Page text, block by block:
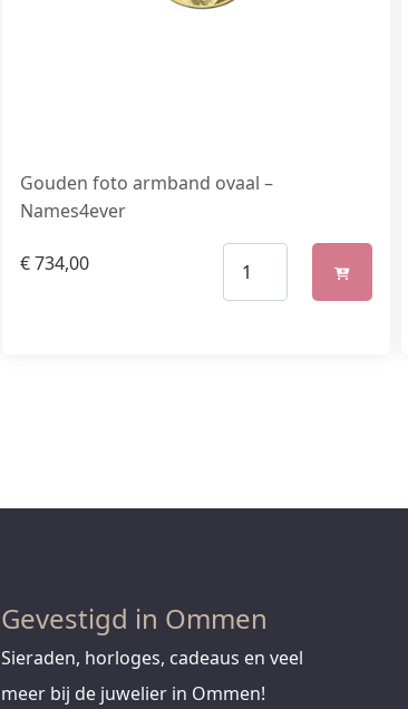
Gouden foto armband ovaal –
Names4ever
€734,00
Gevestigd in Ommen
Sieraden, horloges, cadeaus en veel
meer bij de juwelier in Ommen!